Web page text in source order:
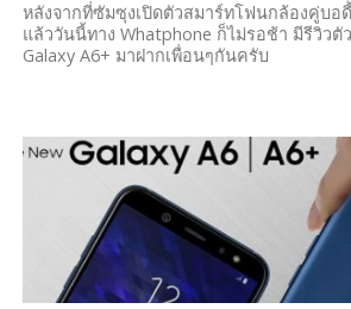
หลังจากที่ซัมซุงเปิดตัวสมาร์ทโฟนกล้องคู่บอ
แล้ววันนี้ทาง Whatphone ก็ไม่รอช้า มีรีวิวตั
Galaxy A6+ มาฝากเพื่อนๆกันครับ